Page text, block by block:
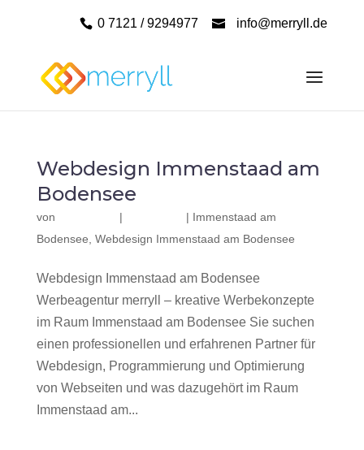
0 7121 / 9294977 info@merryll.de
Webdesign Immenstaad am
Bodensee
von | | Immenstaad am
Bodensee Webdesign Immenstaad am Bodensee
Webdesign Immenstaad am Bodensee
Werbeagentur merryll – kreative Werbekonzepte
im Raum Immenstaad am Bodensee Sie suchen
einen professionellen und erfahrenen Partner für
Webdesign, Programmierung und Optimierung
von Webseiten und was dazugehört im Raum
Immenstaad am...